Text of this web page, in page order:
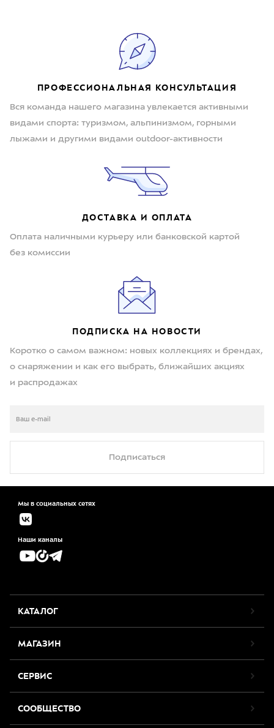
ПРОФЕССИОНАЛЬНАЯ КОНСУЛЬТАЦИЯ
Вся команда нашего магазина увлекается активными
видами спорта: туризмом, альпинизмом, горными
лыжами и другими видами outdoor-активности
ДОСТАВКА И ОПЛАТА
Оплата наличными курьеру или банковской картой
без комиссии
ПОДПИСКА НА НОВОСТИ
Коротко о самом важном: новых коллекциях и брендах,
о снаряжении и как его выбрать, ближайших акциях
и распродажах
Подписаться
Мы в социальных сетях
Наши каналы
КАТАЛОГ
МАГАЗИН
СЕРВИС
СООБЩЕСТВО